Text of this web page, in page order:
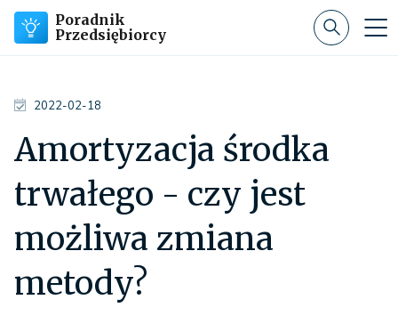
Poradnik
Przedsiębiorcy
2022-02-18
Amortyzacja środka
trwałego - czy jest
możliwa zmiana
metody?